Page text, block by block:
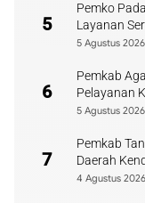
5
Pemko
Layanan
5 Agustus 2026
6
Pemkab
Pelayanan
5 Agustus 2026
7
Pemkab
Daerah
4 Agustus 2026